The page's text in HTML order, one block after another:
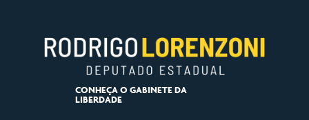
CONHEÇA O GABINETE DA
LIBERDADE